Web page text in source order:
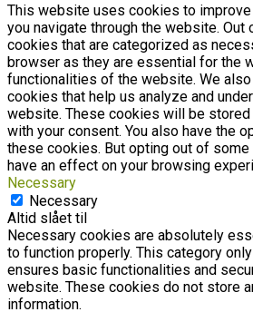
This website uses cookies to
you navigate through the website.
cookies that are categorized as
browser as they are essential for the
functionalities of the website. We
cookies that help us analyze and
website. These cookies will be
with your consent. You also have the
these cookies. But opting out of
have an effect on your browsing
Necessary
Necessary
Altid slået til
Necessary cookies are absolutely
to function properly. This category
ensures basic functionalities and
website. These cookies do not store
information.